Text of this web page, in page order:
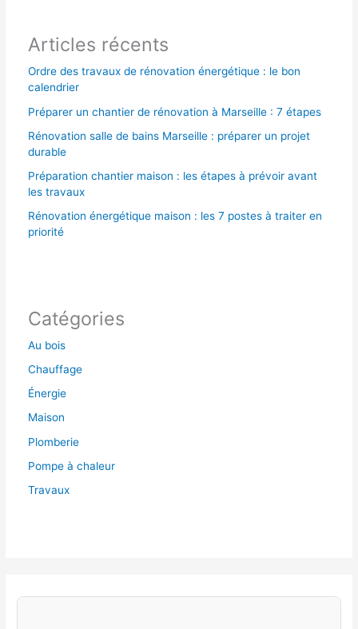
:
Articles récents
Ordre des travaux de rénovation énergétique : le bon
calendrier
Préparer un chantier de rénovation à Marseille : 7 étapes
Rénovation salle de bains Marseille : préparer un projet
durable
Préparation chantier maison : les étapes à prévoir avant
les travaux
Rénovation énergétique maison : les 7 postes à traiter en
priorité
Catégories
Au bois
Chauffage
Énergie
Maison
Plomberie
Pompe à chaleur
Travaux